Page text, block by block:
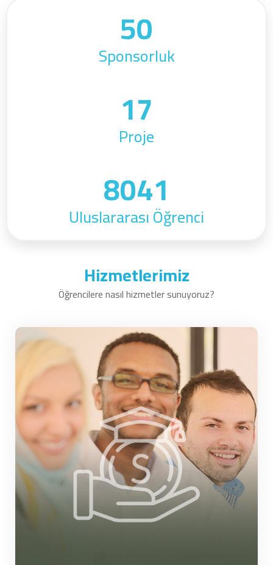
50
Sponsorluk
17
Proje
8041
Uluslararası Öğrenci
Hizmetlerimiz
Öğrencilere nasıl hizmetler sunuyoruz?